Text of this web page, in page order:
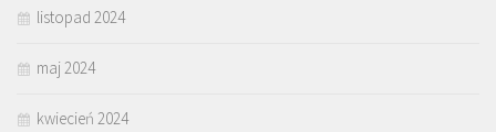
listopad 2024
maj 2024
kwiecień 2024